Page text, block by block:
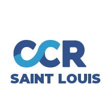
SAINT LOUIS